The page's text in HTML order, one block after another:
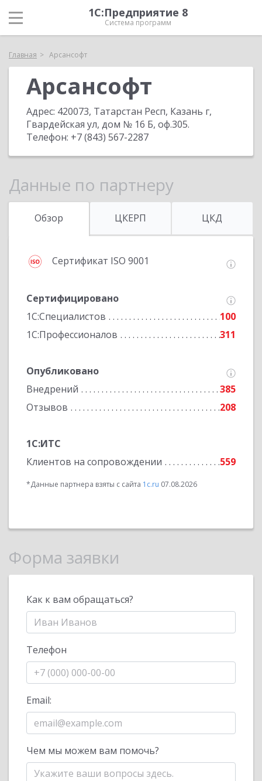
1С:Предприятие 8
Система программ
Главная Арсансофт
Арсансофт
Адрес: 420073, Татарстан Респ, Казань г,
Гвардейская ул, дом № 16 Б, оф.305.
Телефон: +7 (843) 567-2287
Данные по партнеру
Обзор ЦКЕРП ЦКД
Сертификат ISO 9001
Сертифицировано
1С:Специалистов
100
1С:Профессионалов
311
Опубликовано
Внедрений
385
Отзывов
208
1С:ИТС
Клиентов на сопровождении
559
*Данные партнера взяты с сайта 1c.ru 07.08.2026
Форма заявки
Как к вам обращаться?
Телефон
Email:
Чем мы можем вам помочь?